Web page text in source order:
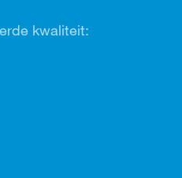
kwaliteit: